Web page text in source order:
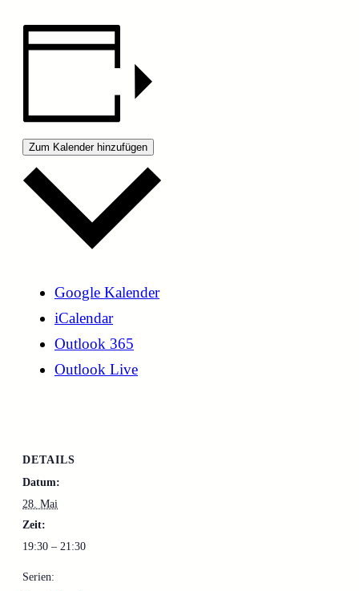
Zum Kalender hinzufügen
Google Kalender
iCalendar
Outlook 365
Outlook Live
DETAILS
Datum:
28. Mai
Zeit:
19:30 – 21:30
Serien: